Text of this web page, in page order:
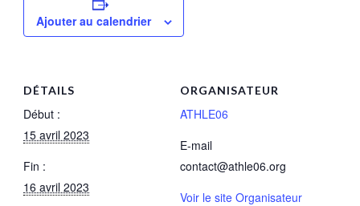
Ajouter au calendrier
DÉTAILS
Début :
15 avril 2023
Fin :
16 avril 2023
ORGANISATEUR
ATHLE06
E-mail
contact@athle06.org
Voir le site Organisateur